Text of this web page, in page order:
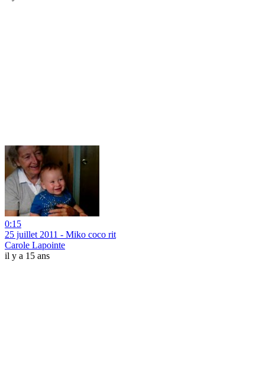
0:15
25 juillet 2011 - Miko coco rit
Carole Lapointe
il y a 15 ans